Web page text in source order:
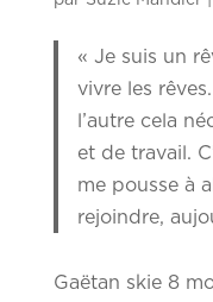
« Je suis un
vivre les
l’autre cela
et de travail.
me pousse à
rejoindre,
Gaëtan skie 8